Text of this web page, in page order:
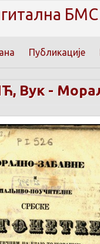
БМС
Публикације
Вук -